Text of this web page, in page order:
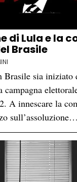
di Lula e la
Brasile
Brasile sia iniziato
A innescare la
sull’assoluzione…